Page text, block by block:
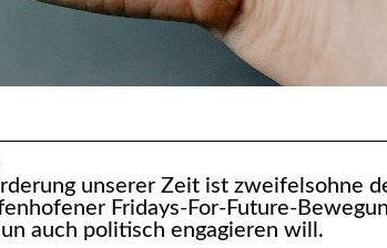
unserer Zeit ist zweifelsohne
Fridays-For-Future-
auch politisch engagieren will.